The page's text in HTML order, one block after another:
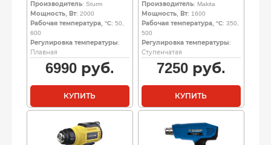
Производитель: Sturm
Мощность, Вт: 2000
Рабочая температура, °C: 50,
600
Регулировка температуры:
Плавная
6990руб.
КУПИТЬ
Производитель: Makita
Мощность, Вт: 1600
Рабочая температура, °C: 350,
500
Регулировка температуры:
Ступенчатая
7250руб.
КУПИТЬ